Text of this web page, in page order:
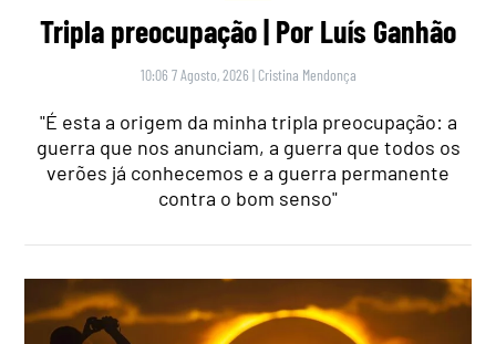
Tripla preocupação | Por Luís Ganhão
10:06 7 Agosto, 2026 | Cristina Mendonça
"É esta a origem da minha tripla preocupação: a
guerra que nos anunciam, a guerra que todos os
verões já conhecemos e a guerra permanente
contra o bom senso"